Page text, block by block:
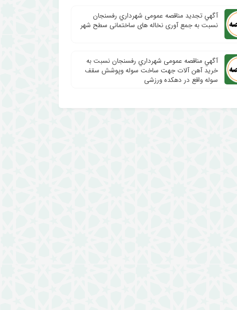
آگهي تجدید مناقصه عمومی شهرداري رفسنجان
نسبت به جمع آوری نخاله های ساختمانی سطح شهر
آگهي مناقصه عمومی شهرداري رفسنجان نسبت به
خرید آهن آلات جهت ساخت سوله وپوشش سقف
سوله واقع در دهکده ورزشی